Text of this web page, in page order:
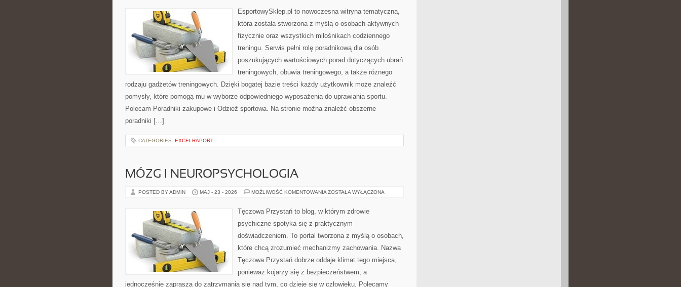
EsportowySklep.pl to nowoczesna witryna tematyczna,
która została stworzona z myślą o osobach aktywnych
fizycznie oraz wszystkich miłośnikach codziennego
treningu. Serwis pełni rolę poradnikową dla osób
poszukujących wartościowych porad dotyczących ubrań
treningowych, obuwia treningowego, a także różnego
rodzaju gadżetów treningowych. Dzięki bogatej bazie treści każdy użytkownik może znaleźć
pomysły, które pomogą mu w wyborze odpowiedniego wyposażenia do uprawiania sportu.
Polecam Poradniki zakupowe i Odzież sportowa. Na stronie można znaleźć obszerne
poradniki […]
CATEGORIES: EXCELRAPORT
MÓZG I NEUROPSYCHOLOGIA
POSTED BY ADMIN MAJ - 23 - 2026 MOŻLIWOŚĆ KOMENTOWANIA MÓZG
ZOSTAŁA WYŁĄCZONA
Tęczowa Przystań to blog, w którym zdrowie
psychiczne spotyka się z praktycznym
doświadczeniem. To portal tworzona z myślą o osobach,
które chcą zrozumieć mechanizmy zachowania. Nazwa
Tęczowa Przystań dobrze oddaje klimat tego miejsca,
ponieważ kojarzy się z bezpieczeństwem, a
jednocześnie zaprasza do zatrzymania się nad tym, co dzieje się w człowieku. Polecamy